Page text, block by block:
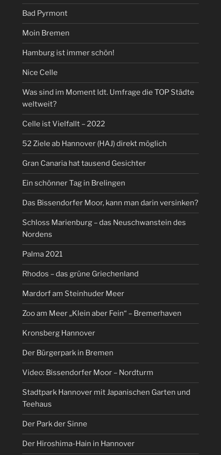
Bad Pyrmont
Moin Bremen
Hamburg ist immer schön!
Nice Celle
Was sind im Moment ldt. Umfrage die TOP Städte
weltweit?
Celle ist Vielfallt – 2022
52 Ziele ab Hannover (HAJ) direkt möglich
Gran Canaria hat tausend Gesichter
Ein schönner Tag in Brelingen
Das Bissendorfer Moor, kann man darin versinken?
Schloss Marienburg – das Neuschwanstein des
Nordens
Palma 2021
Rhodos – das grüne Griechenland
Mardorf am Steinhuder Meer
Zoo am Meer „Klein aber Fein“ – Bremerhaven
Kronsberg Hannover
Der Bürgerpark in Bremen
Video: Bissendorfer Moor – Nordturm
Stadtpark Hannover mit Japanischen Garten und
Teehaus
Der Park der Sinne
Der Hiroshima-Hain in Hannover